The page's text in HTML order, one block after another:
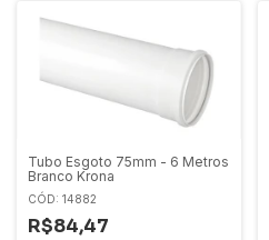
Tubo Esgoto 75mm - 6 Metros
Branco Krona
CÓD: 14882
R$84,47